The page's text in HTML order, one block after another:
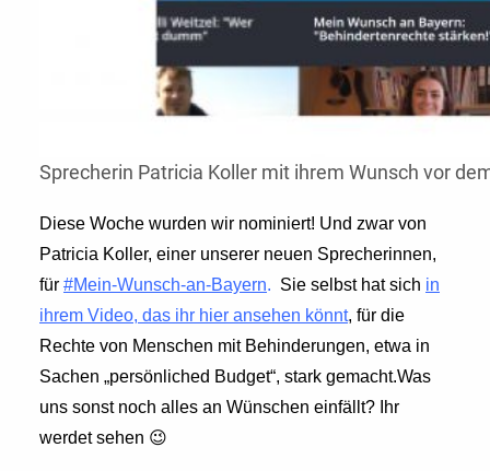
Sprecherin Patricia Koller mit ihrem Wunsch vor
Diese Woche wurden wir nominiert! Und zwar von
Patricia Koller, einer unserer neuen Sprecherinnen,
für #Mein-Wunsch-an-Bayern. Sie selbst hat sich in
ihrem Video, das ihr hier ansehen könnt, für die
Rechte von Menschen mit Behinderungen, etwa in
Sachen „persönliched Budget“, stark gemacht.Was
uns sonst noch alles an Wünschen einfällt? Ihr
werdet sehen 😉